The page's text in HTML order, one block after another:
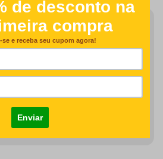
Pedido
e proporção de tamanho do
na produção do seu pedido